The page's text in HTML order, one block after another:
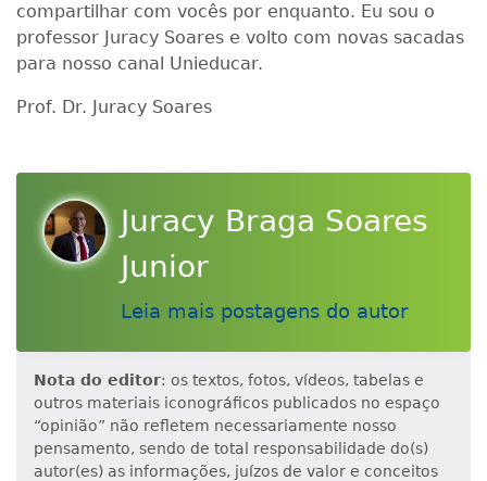
compartilhar com vocês por enquanto. Eu sou o
professor Juracy Soares e volto com novas sacadas
para nosso canal Unieducar.
Prof. Dr. Juracy Soares
Juracy Braga Soares
Junior
Leia mais postagens do autor
Nota do editor: os textos, fotos, vídeos, tabelas e
outros materiais iconográficos publicados no espaço
“opinião” não refletem necessariamente nosso
pensamento, sendo de total responsabilidade do(s)
autor(es) as informações, juízos de valor e conceitos